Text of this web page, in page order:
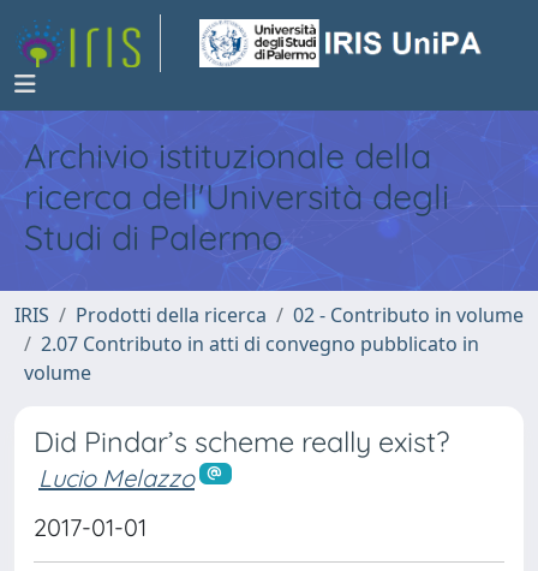
Archivio istituzionale della
ricerca dell'Università degli
Studi di Palermo
IRIS Prodotti della ricerca
02 - Contributo in volume
2.07 Contributo in atti di convegno pubblicato in
volume
Did Pindar’s scheme really exist?
Lucio Melazzo
2017-01-01